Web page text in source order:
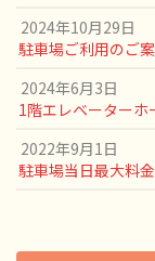
2024年10月29日
駐車場ご利用のご
2024年6月3日
1階エレベーター
2022年9月1日
駐車場当日最大料